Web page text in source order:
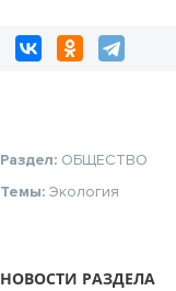
Раздел: ОБЩЕСТВО
Темы:Экология
НОВОСТИ РАЗДЕЛА